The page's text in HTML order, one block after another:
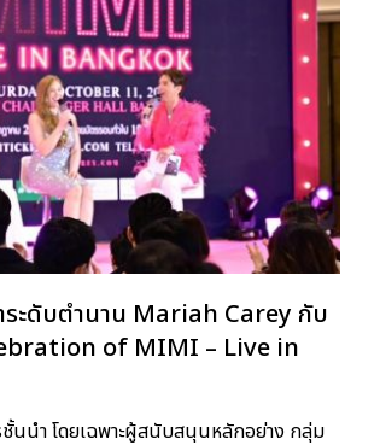
ระดับตำนาน Mariah Carey กับ
of MIMI – Live in
นนำ โดยเฉพาะผู้สนับสนุนหลักอย่าง กลุ่ม